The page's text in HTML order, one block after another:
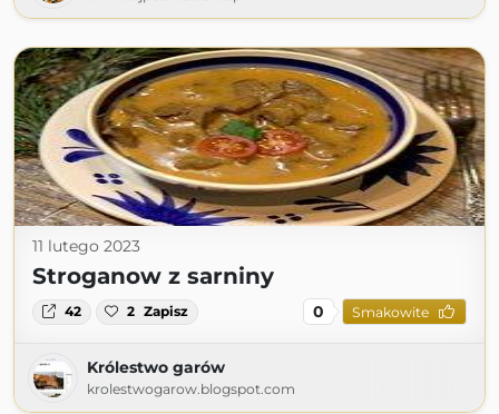
11 lutego 2023
Stroganow z sarniny
42 2 Zapisz 0 Smakowite
Królestwo garów
krolestwogarow.blogspot.com